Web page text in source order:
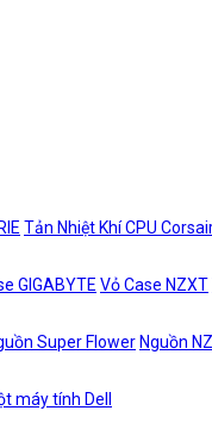
Tản Nhiệt Khí CPU
GIGABYTE Vỏ Case NZXT
Super Flower Nguồn
máy tính Dell